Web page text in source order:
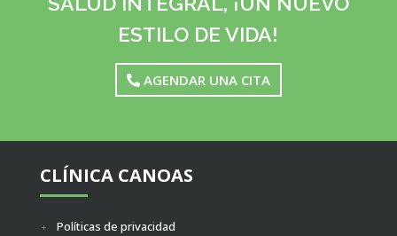
ESTILO DE VIDA!
AGENDAR UNA CITA
CLÍNICA CANOAS
Políticas de privacidad